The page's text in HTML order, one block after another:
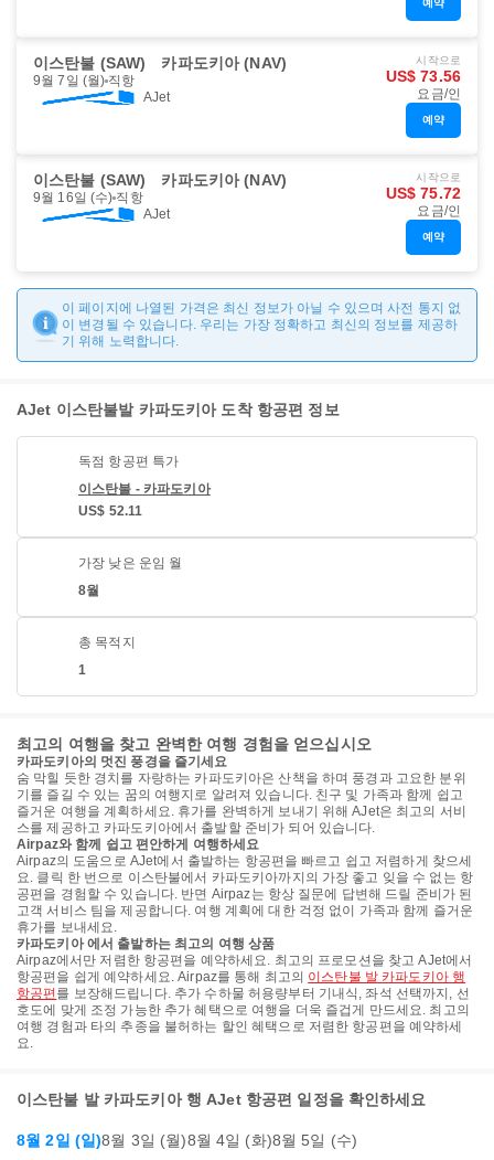
예약
이스탄불 (SAW) 카파도키아 (NAV)
9월 7일 (월) 직항
AJet
시작으로
US$ 73.56
요금/인
예약
이스탄불 (SAW) 카파도키아 (NAV)
9월 16일 (수) 직항
AJet
시작으로
US$ 75.72
요금/인
예약
이 페이지에 나열된 가격은 최신 정보가 아닐 수 있으며 사전 통지 없
이 변경될 수 있습니다. 우리는 가장 정확하고 최신의 정보를 제공하
기 위해 노력합니다.
AJet 이스탄불발 카파도키아 도착 항공편 정보
독점 항공편 특가
이스탄불 - 카파도키아
US$ 52.11
가장 낮은 운임 월
8월
총 목적지
1
최고의 여행을 찾고 완벽한 여행 경험을 얻으십시오
카파도키아의 멋진 풍경을 즐기세요
숨 막힐 듯한 경치를 자랑하는 카파도키아은 산책을 하며 풍경과 고요한 분위
기를 즐길 수 있는 꿈의 여행지로 알려져 있습니다. 친구 및 가족과 함께 쉽고
즐거운 여행을 계획하세요. 휴가를 완벽하게 보내기 위해 AJet은 최고의 서비
스를 제공하고 카파도키아에서 출발할 준비가 되어 있습니다.
Airpaz와 함께 쉽고 편안하게 여행하세요
Airpaz의 도움으로 AJet에서 출발하는 항공편을 빠르고 쉽고 저렴하게 찾으세
요. 클릭 한 번으로 이스탄불에서 카파도키아까지의 가장 좋고 잊을 수 없는 항
공편을 경험할 수 있습니다. 반면 Airpaz는 항상 질문에 답변해 드릴 준비가 된
고객 서비스 팀을 제공합니다. 여행 계획에 대한 걱정 없이 가족과 함께 즐거운
휴가를 보내세요.
카파도키아 에서 출발하는 최고의 여행 상품
Airpaz에서만 저렴한 항공편을 예약하세요. 최고의 프로모션을 찾고 AJet에서
항공편을 쉽게 예약하세요. Airpaz를 통해 최고의 이스탄불 발 카파도키아 행
항공편 를 보장해드립니다. 추가 수하물 허용량부터 기내식, 좌석 선택까지, 선
호도에 맞게 조정 가능한 추가 혜택으로 여행을 더욱 즐겁게 만드세요. 최고의
여행 경험과 타의 추종을 불허하는 할인 혜택으로 저렴한 항공편을 예약하세
요.
이스탄불 발 카파도키아 행 AJet 항공편 일정을 확인하세요
8월 2일 (일)8월 3일 (월)8월 4일 (화)8월 5일 (수)